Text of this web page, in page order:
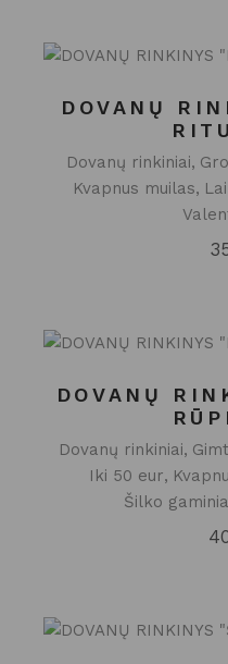
DOVANŲ
Dovanų rinkiniai
Kvapnus muilas
DOVANŲ
Dovanų rinkiniai
Iki 50 eur
Šilko